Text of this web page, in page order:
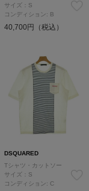
サイズ：S
コンディション: B
40,700円（税込）
DSQUARED
Tシャツ・カットソー
サイズ：S
コンディション: C